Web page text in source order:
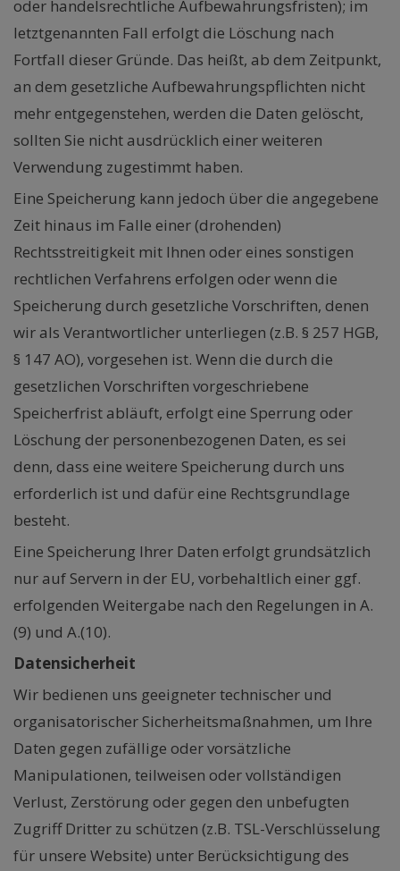
oder handelsrechtliche Aufbewahrungsfristen); im
letztgenannten Fall erfolgt die Löschung nach
Fortfall dieser Gründe. Das heißt, ab dem Zeitpunkt,
an dem gesetzliche Aufbewahrungspflichten nicht
mehr entgegenstehen, werden die Daten gelöscht,
sollten Sie nicht ausdrücklich einer weiteren
Verwendung zugestimmt haben.
Eine Speicherung kann jedoch über die angegebene
Zeit hinaus im Falle einer (drohenden)
Rechtsstreitigkeit mit Ihnen oder eines sonstigen
rechtlichen Verfahrens erfolgen oder wenn die
Speicherung durch gesetzliche Vorschriften, denen
wir als Verantwortlicher unterliegen (z.B. § 257 HGB,
§ 147 AO), vorgesehen ist. Wenn die durch die
gesetzlichen Vorschriften vorgeschriebene
Speicherfrist abläuft, erfolgt eine Sperrung oder
Löschung der personenbezogenen Daten, es sei
denn, dass eine weitere Speicherung durch uns
erforderlich ist und dafür eine Rechtsgrundlage
besteht.
Eine Speicherung Ihrer Daten erfolgt grundsätzlich
nur auf Servern in der EU, vorbehaltlich einer ggf.
erfolgenden Weitergabe nach den Regelungen in A.
(9) und A.(10).
Datensicherheit
Wir bedienen uns geeigneter technischer und
organisatorischer Sicherheitsmaßnahmen, um Ihre
Daten gegen zufällige oder vorsätzliche
Manipulationen, teilweisen oder vollständigen
Verlust, Zerstörung oder gegen den unbefugten
Zugriff Dritter zu schützen (z.B. TSL-Verschlüsselung
für unsere Website) unter Berücksichtigung des